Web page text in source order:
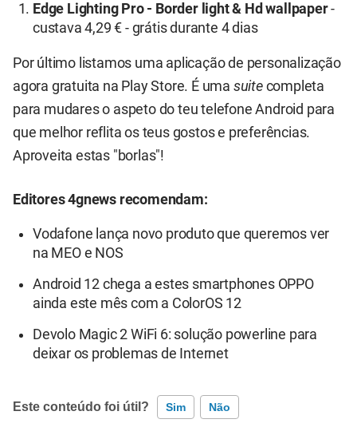
Edge Lighting Pro - Border light & Hd wallpaper-
custava 4,29 € - grátis durante 4 dias
Por último listamos uma aplicação de personalização
agora gratuita na Play Store. É uma suitecompleta
para mudares o aspeto do teu telefone Android para
que melhor reflita os teus gostos e preferências.
Aproveita estas "borlas"!
Editores 4gnews recomendam:
Vodafone lança novo produto que queremos ver
na MEO e NOS
Android 12 chega a estes smartphones OPPO
ainda este mês com a ColorOS 12
Devolo Magic 2 WiFi 6: solução powerline para
deixar os problemas de Internet
Este conteúdo foi útil? Sim Não